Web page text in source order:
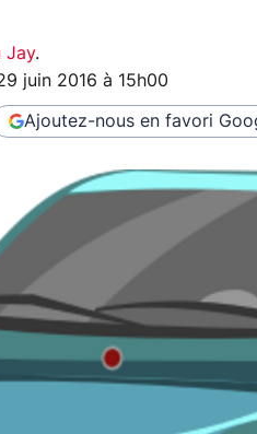
Jay.
juin 2016 à 15h00
Ajoutez-nous en favori